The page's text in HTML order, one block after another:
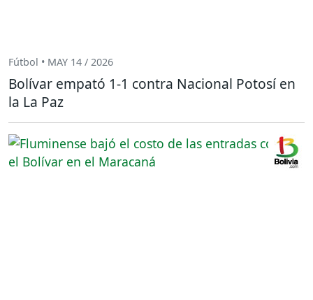
Fútbol • MAY 14 / 2026
Bolívar empató 1-1 contra Nacional Potosí en
la La Paz